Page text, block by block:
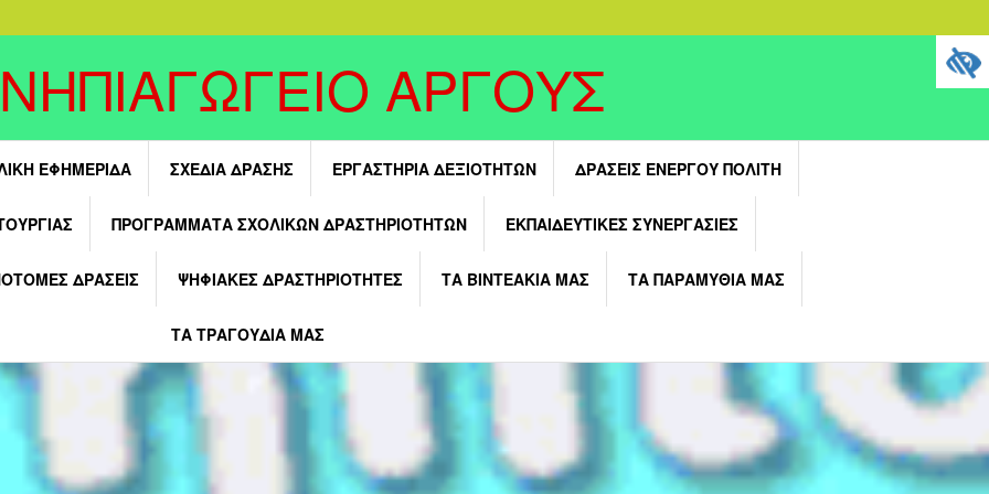
ΑΡΓΟΥΣ
ΕΦΗΜΕΡΙΔΑ ΣΧΕΔΙΑ ΔΡΑΣΗΣ ΕΡΓΑΣΤΗΡΙΑ ΔΕΞΙΟΤΗΤΩΝ ΔΡΆΣΕΙΣ ΕΝΕΡΓΟΎ ΠΟΛΊΤΗ
ΠΡΟΓΡΑΜΜΑΤΑ ΣΧΟΛΙΚΩΝ ΔΡΑΣΤΗΡΙΟΤΗΤΩΝ ΕΚΠΑΙΔΕΥΤΙΚΈΣ ΣΥΝΕΡΓΑΣΊΕΣ
ΔΡΑΣΕΙΣ ΨΗΦΙΑΚΕΣ ΔΡΑΣΤΗΡΙΟΤΗΤΕΣ ΤΑ ΒΙΝΤΕΑΚΙΑ ΜΑΣ ΤΑ ΠΑΡΑΜΥΘΙΑ ΜΑΣ
ΤΑ ΤΡΑΓΟΥΔΙΑ ΜΑΣ